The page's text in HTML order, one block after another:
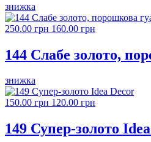
знижка
250.00 грн 160.00 грн
144 Слабе золото,
знижка
150.00 грн 120.00 грн
149 Супер-золото